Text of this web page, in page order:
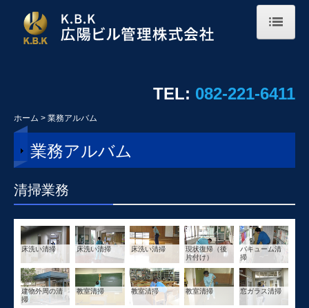
事業案内
採用情報
募集要項
業務アルバム
お問い合わせ
個人情報保護方針
TEL: 082-221-6411
ホーム 業務アルバム
業務アルバム
清掃業務
床洗い清掃 床洗い清掃 床洗い清掃
現状復帰（後
片付け）
バキューム清
掃
建物外周の清
掃
教室清掃 教室清掃 教室清掃 窓ガラス清掃